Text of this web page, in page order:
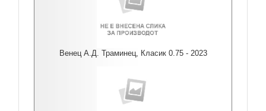
Венец А.Д. Траминец, Класик 0.75 - 2023